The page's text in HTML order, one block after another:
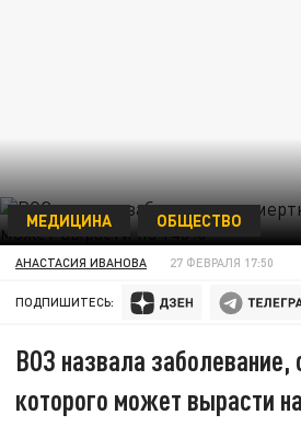
МЕДИЦИНА ОБЩЕСТВО
АНАСТАСИЯ ИВАНОВА 27 ФЕВРАЛЯ 17:50
ПОДПИШИТЕСЬ:
ВОЗ назвала заболевание,
которого может вырасти